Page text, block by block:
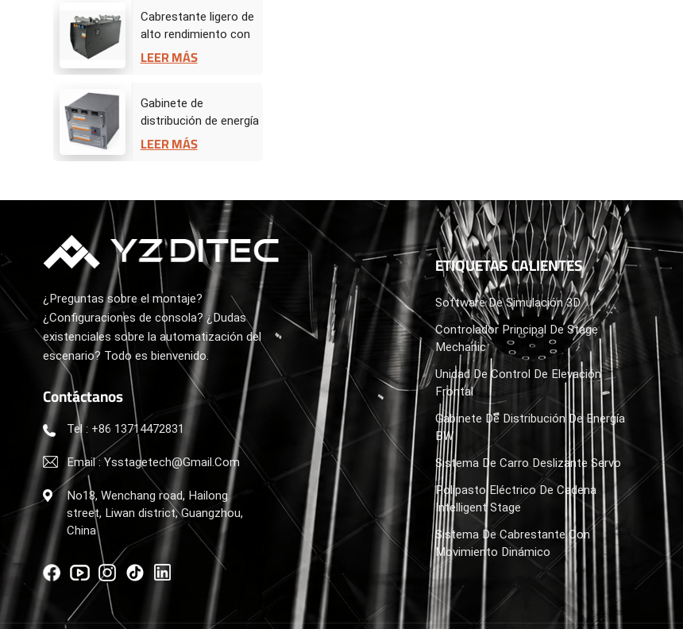
Cabrestante ligero de
alto rendimiento con
servomotor de 50 kg
LEER MÁS
Gabinete de
distribución de energía
BW
LEER MÁS
¿Preguntas sobre el montaje?
¿Configuraciones de consola? ¿Dudas
existenciales sobre la automatización del
escenario? Todo es bienvenido.
Contáctanos
Tel : +86 13714472831
Email : Ysstagetech@gmail.com
No18, Wenchang road, Hailong
street, Liwan district, Guangzhou,
China
ETIQUETAS CALIENTES
Software De Simulación 3D
Controlador Principal De Stage
Mechanic
Unidad De Control De Elevación
Frontal
Gabinete De Distribución De Energía
BW
Sistema De Carro Deslizante Servo
Polipasto Eléctrico De Cadena
Intelligent Stage
Sistema De Cabrestante Con
Movimiento Dinámico